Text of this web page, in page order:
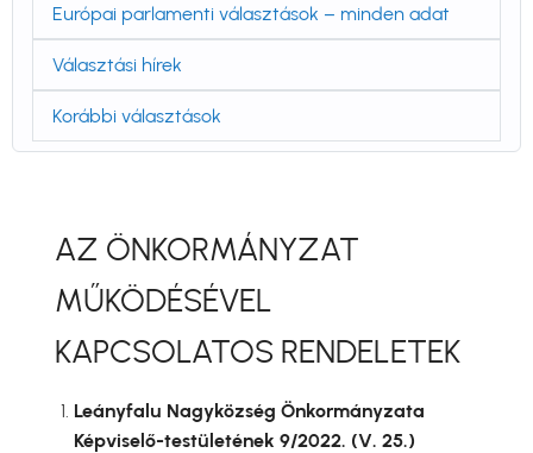
Európai parlamenti választások – minden adat
Választási hírek
Korábbi választások
AZ ÖNKORMÁNYZAT
MŰKÖDÉSÉVEL
KAPCSOLATOS RENDELETEK
Leányfalu Nagyközség Önkormányzata
Képviselő-testületének 9/2022. (V. 25.)